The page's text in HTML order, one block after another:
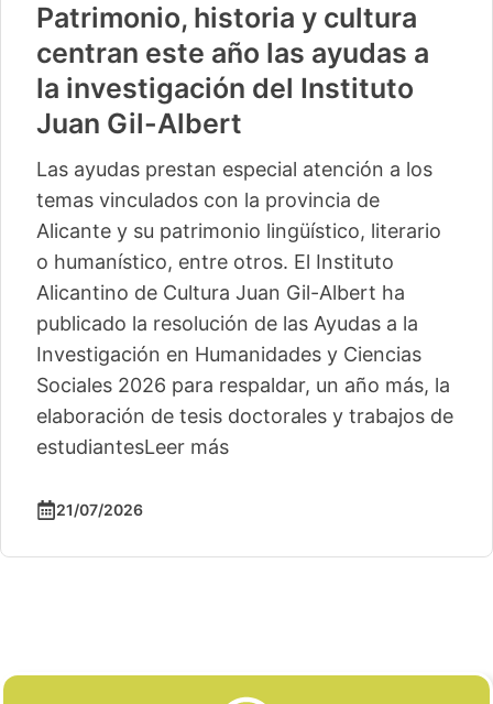
Patrimonio, historia y cultura
centran este año las ayudas a
la investigación del Instituto
Juan Gil-Albert
Las ayudas prestan especial atención a los
temas vinculados con la provincia de
Alicante y su patrimonio lingüístico, literario
o humanístico, entre otros. El Instituto
Alicantino de Cultura Juan Gil-Albert ha
publicado la resolución de las Ayudas a la
Investigación en Humanidades y Ciencias
Sociales 2026 para respaldar, un año más, la
elaboración de tesis doctorales y trabajos de
estudiantesLeer más
21/07/2026